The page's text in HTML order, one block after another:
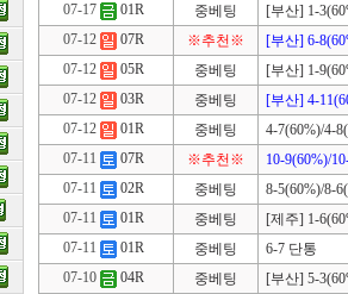
07-17
01R 중베팅
[부산] 1-
07-12
07R ※추천※
[부산] 6-
07-12
05R 중베팅
[부산] 1-
07-12
03R 중베팅
[부산] 4-
07-12
01R 중베팅
4-7(60%)/4-
07-11
07R ※추천※
10-9(60%)/
07-11
02R 중베팅
8-5(60%)/8-
07-11
01R 중베팅
[제주] 1-
07-11
01R 중베팅
6-7 단통
07-10
04R 중베팅
[부산] 5-